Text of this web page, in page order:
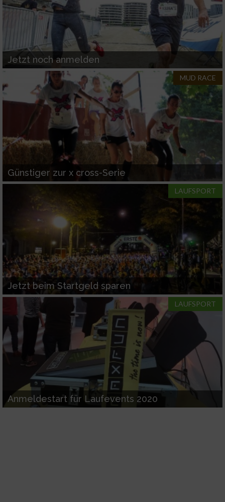
Jetzt noch anmelden
MUD RACE
Günstiger zur x cross-Serie
LAUFSPORT
Jetzt beim Startgeld sparen
LAUFSPORT
Anmeldestart für Laufevents 2020